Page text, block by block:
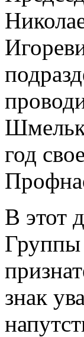
год
В этот
знак